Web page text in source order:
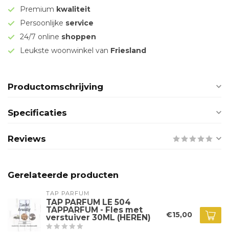
Premium kwaliteit
Persoonlijke service
24/7 online shoppen
Leukste woonwinkel van Friesland
Productomschrijving
Specificaties
Reviews
Gerelateerde producten
TAP PARFUM
TAP PARFUM LE 504
TAPPARFUM - Fles met
verstuiver 30ML (HEREN) €15,00